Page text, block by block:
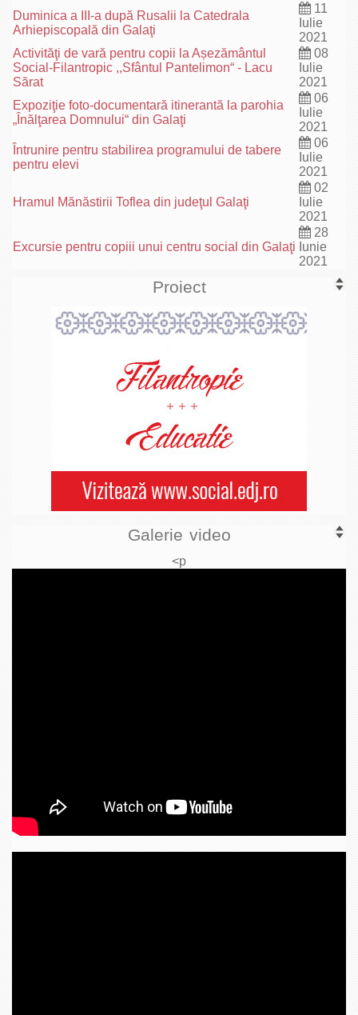
Duminica a III-a după Rusalii la Catedrala
Arhiepiscopală din Galaţi
11
Iulie
2021
Activităţi de vară pentru copii la Așezământul
Social-Filantropic ,,Sfântul Pantelimon“ - Lacu
Sărat
08
Iulie
2021
Expoziţie foto-documentară itinerantă la parohia
„Înălţarea Domnului“ din Galaţi
06
Iulie
2021
Întrunire pentru stabilirea programului de tabere
pentru elevi
06
Iulie
2021
Hramul Mănăstirii Toflea din judeţul Galaţi
02
Iulie
2021
Excursie pentru copiii unui centru social din Galaţi
28
Iunie
2021
Proiect
Galerie video
<p